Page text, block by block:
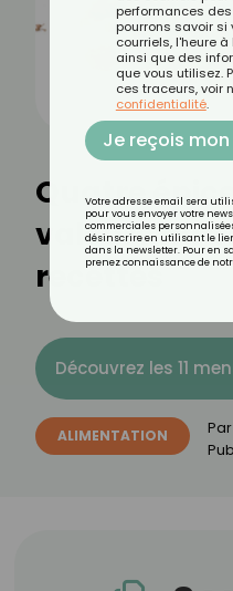
Quatre
valeurs
recettes
Découvrez les 11
ALIMENTATION Par
performances
pourrons savoir si
courriels, l'heure
ainsi que des
que vous utilisez.
ces traceurs, voir
confidentialité.
Je reçois
Votre adresse email sera
pour vous envoyer votre
commerciales
désinscrire en utilisant le
dans la newsletter. Pour en
prenez connaissance de